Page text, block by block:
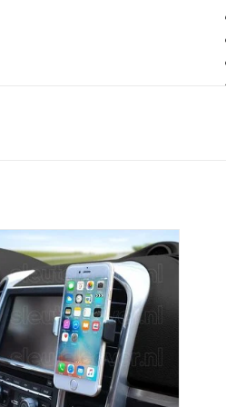
Telefoonhouder ventilatierooster
(Universele telefoon houder voor
in de auto)
TOEVOEGEN AAN WINKELWAGEN